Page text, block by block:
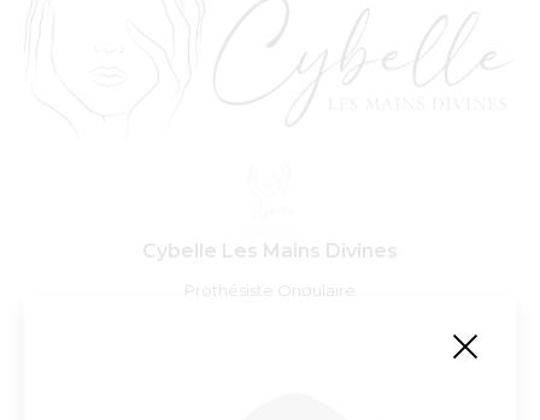
Cybelle Les Mains Divines
Prothésiste Ongulaire